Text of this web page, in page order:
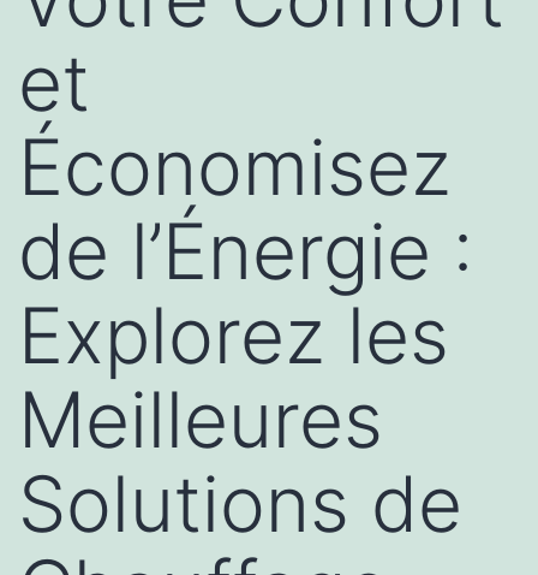
et
Économisez
de l’Énergie :
Explorez les
Meilleures
Solutions de